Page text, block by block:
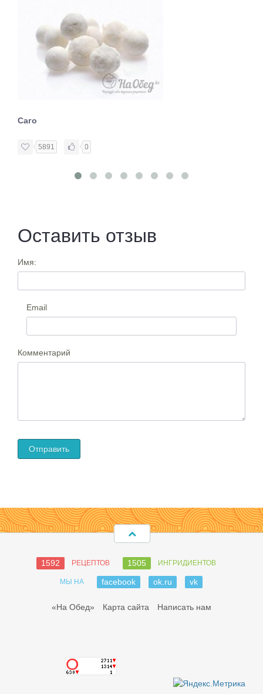
Саго
5891 0
Оставить отзыв
Имя:
Email
Комментарий
1592 РЕЦЕПТОВ 1505 ИНГРИДИЕНТОВ
МЫ НА facebook ok.ru vk
«На Обед» Карта сайта Написать нам